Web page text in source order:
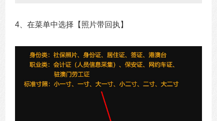
4、在菜单中选择【照片带回执】